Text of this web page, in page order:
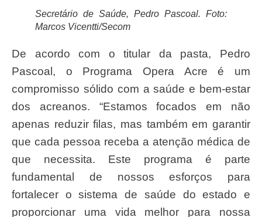
Secretário de Saúde, Pedro Pascoal. Foto:
Marcos Vicentti/Secom
De acordo com o titular da pasta, Pedro
Pascoal, o Programa Opera Acre é um
compromisso sólido com a saúde e bem-estar
dos acreanos. “Estamos focados em não
apenas reduzir filas, mas também em garantir
que cada pessoa receba a atenção médica de
que necessita. Este programa é parte
fundamental de nossos esforços para
fortalecer o sistema de saúde do estado e
proporcionar uma vida melhor para nossa